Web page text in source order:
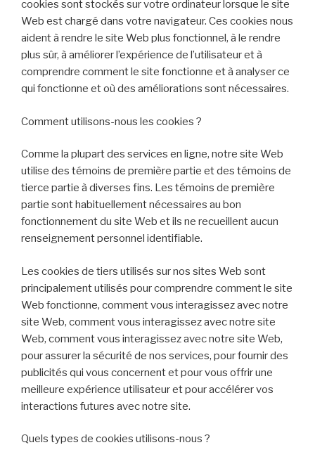
cookies sont stockés sur votre ordinateur lorsque le site
Web est chargé dans votre navigateur. Ces cookies nous
aident à rendre le site Web plus fonctionnel, à le rendre
plus sûr, à améliorer l’expérience de l’utilisateur et à
comprendre comment le site fonctionne et à analyser ce
qui fonctionne et où des améliorations sont nécessaires.
Comment utilisons-nous les cookies ?
Comme la plupart des services en ligne, notre site Web
utilise des témoins de première partie et des témoins de
tierce partie à diverses fins. Les témoins de première
partie sont habituellement nécessaires au bon
fonctionnement du site Web et ils ne recueillent aucun
renseignement personnel identifiable.
Les cookies de tiers utilisés sur nos sites Web sont
principalement utilisés pour comprendre comment le site
Web fonctionne, comment vous interagissez avec notre
site Web, comment vous interagissez avec notre site
Web, comment vous interagissez avec notre site Web,
pour assurer la sécurité de nos services, pour fournir des
publicités qui vous concernent et pour vous offrir une
meilleure expérience utilisateur et pour accélérer vos
interactions futures avec notre site.
Quels types de cookies utilisons-nous ?